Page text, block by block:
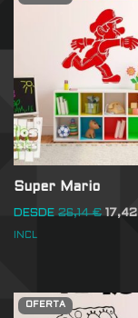
Super Mario
DESDE 26,14€ 17,42
INCL
OFERTA